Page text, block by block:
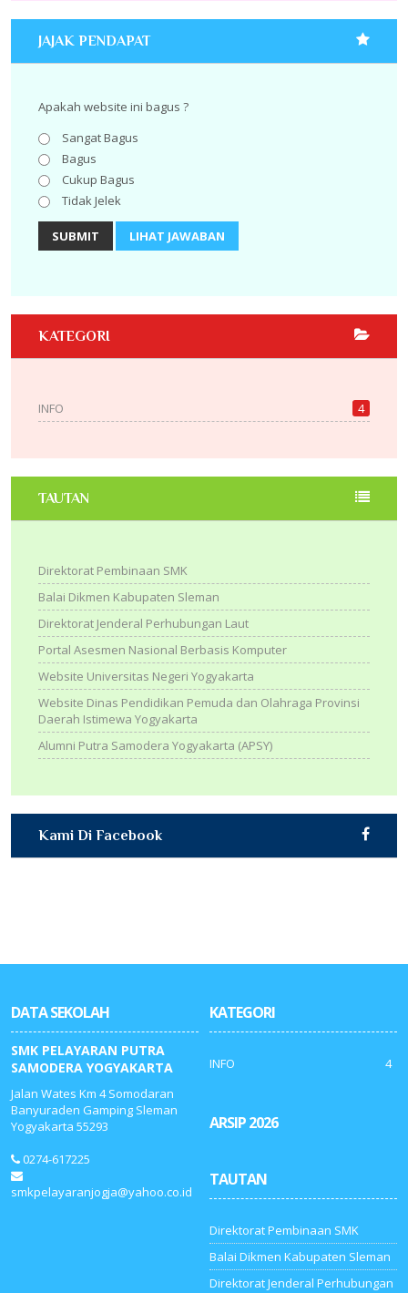
JAJAK PENDAPAT
Apakah website ini bagus ?
Sangat Bagus
Bagus
Cukup Bagus
Tidak Jelek
SUBMIT LIHAT JAWABAN
KATEGORI
INFO 4
TAUTAN
Direktorat Pembinaan SMK
Balai Dikmen Kabupaten Sleman
Direktorat Jenderal Perhubungan Laut
Portal Asesmen Nasional Berbasis Komputer
Website Universitas Negeri Yogyakarta
Website Dinas Pendidikan Pemuda dan Olahraga Provinsi
Daerah Istimewa Yogyakarta
Alumni Putra Samodera Yogyakarta (APSY)
Kami Di Facebook
DATA SEKOLAH
SMK PELAYARAN PUTRA
SAMODERA YOGYAKARTA
Jalan Wates Km 4 Somodaran
Banyuraden Gamping Sleman
Yogyakarta 55293
0274-617225
smkpelayaranjogja@yahoo.co.id
KATEGORI
INFO 4
ARSIP 2026
TAUTAN
Direktorat Pembinaan SMK
Balai Dikmen Kabupaten Sleman
Direktorat Jenderal Perhubungan